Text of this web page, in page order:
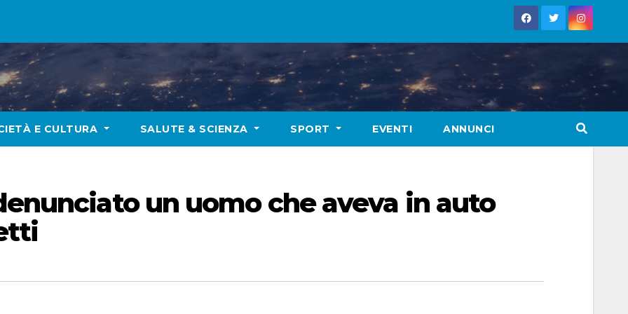
E CULTURA SALUTE & SCIENZA SPORT EVENTI ANNUNCI
un uomo che aveva in auto